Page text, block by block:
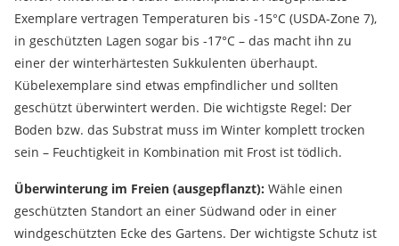
Exemplare vertragen Temperaturen bis -15°C (USDA-Zone 7),
in geschützten Lagen sogar bis -17°C – das macht ihn zu
einer der winterhärtesten Sukkulenten überhaupt.
Kübelexemplare sind etwas empfindlicher und sollten
geschützt überwintert werden. Die wichtigste Regel: Der
Boden bzw. das Substrat muss im Winter komplett trocken
sein – Feuchtigkeit in Kombination mit Frost ist tödlich.
Überwinterung im Freien (ausgepflanzt): Wähle einen
geschützten Standort an einer Südwand oder in einer
windgeschützten Ecke des Gartens. Der wichtigste Schutz ist